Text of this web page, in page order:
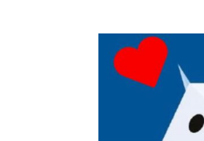
Inteligente